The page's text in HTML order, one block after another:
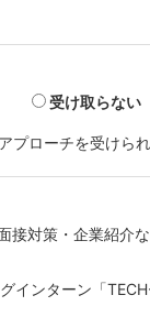
受け取らない
プローチを受けられ
接対策・企業紹介な
インターン「